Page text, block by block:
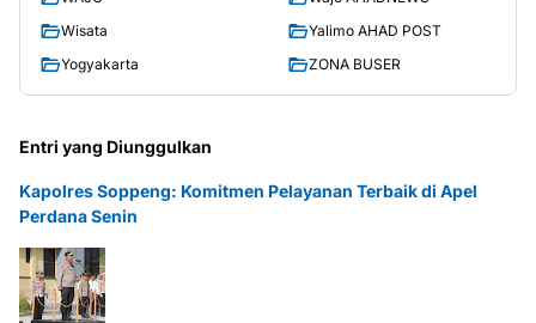
Wisata
Yalimo AHAD POST
Yogyakarta
ZONA BUSER
Entri yang Diunggulkan
Kapolres Soppeng: Komitmen Pelayanan Terbaik di Apel
Perdana Senin